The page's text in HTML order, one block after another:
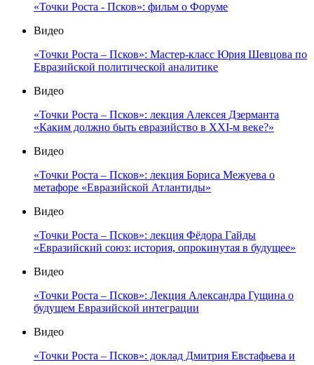
«Точки Роста - Псков»: фильм о Форуме
Видео
«Точки Роста – Псков»: Мастер-класс Юрия Шевцова по
Евразийской политической аналитике
Видео
«Точки Роста – Псков»: лекция Алексея Дзерманта
«Каким должно быть евразийство в XXI-м веке?»
Видео
«Точки Роста – Псков»: лекция Бориса Межуева о
метафоре «Евразийской Атлантиды»
Видео
«Точки Роста – Псков»: лекция Фёдора Гайды
«Евразийский союз: история, опрокинутая в будущее»
Видео
«Точки Роста – Псков»: Лекция Александра Гущина о
будущем Евразийской интеграции
Видео
«Точки Роста – Псков»: доклад Дмитрия Евстафьева и